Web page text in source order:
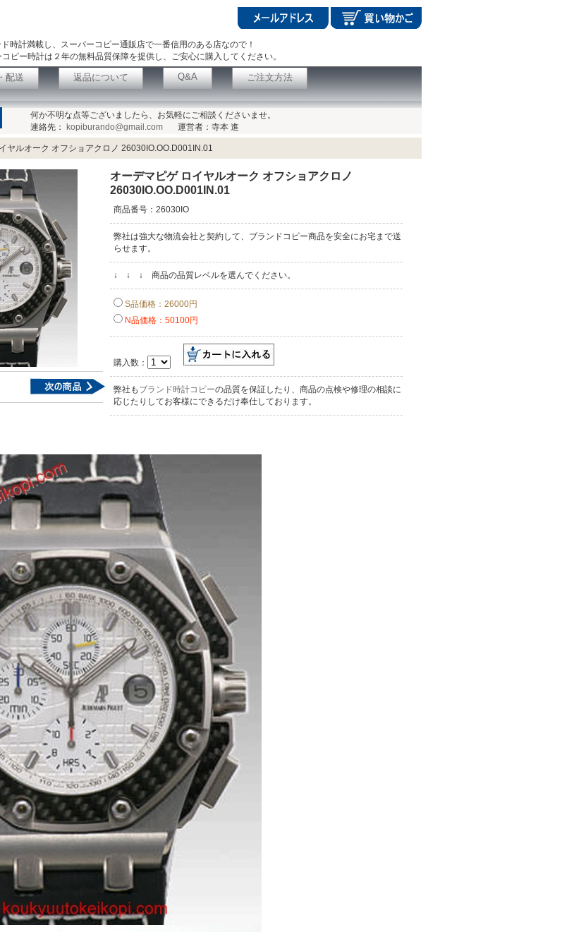
時計満載し、スーパーコピー通販店で一番信用のある店なので！
ピー時計は２年の無料品質保障を提供し、ご安心に購入してください。
配送 返品について Q&A ご注文方法
何か不明な点等ございましたら、お気軽にご相談くださいませ。
連絡先：
kopiburando@gmail.com 運営者：寺本 進
ヤルオーク オフショアクロノ 26030IO.OO.D001IN.01
オーデマピゲ ロイヤルオーク オフショアクロノ
26030IO.OO.D001IN.01
商品番号：26030IO
弊社は強大な物流会社と契約して、ブランドコピー商品を安全にお宅まで送
らせます。
↓ ↓ ↓ 商品の品質レベルを選んでください。
S品価格：26000円
N品価格：50100円
購入数：
弊社も ブランド時計コピーの品質を保証したり、商品の点検や修理の相談に
応じたりしてお客様にできるだけ奉仕しております。